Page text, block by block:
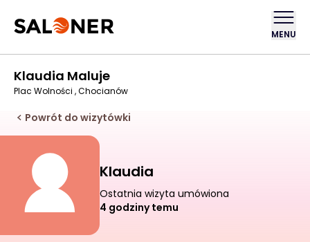
MENU
Klaudia Maluje
Plac Wolności , Chocianów
Powrót do wizytówki
Klaudia
Ostatnia wizyta umówiona
4 godziny temu